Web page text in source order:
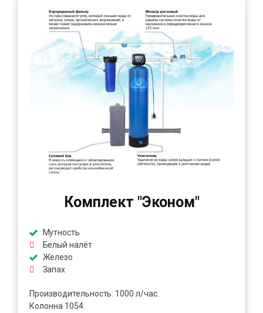
Комплект "Эконом"
Мутность
Белый налёт
Железо
Запах
Производительность: 1000 л/час.
Колонна 1054.